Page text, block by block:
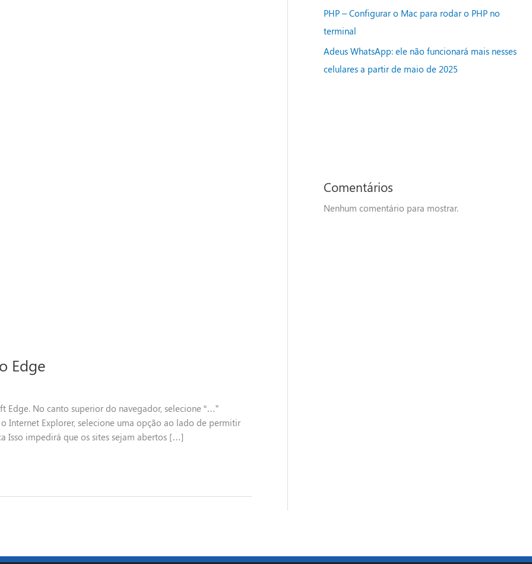
Edge
No canto superior do navegador, selecione “…”
Internet Explorer, selecione uma opção ao lado de permitir
impedirá que os sites sejam abertos […]
PHP – Configurar o Mac para rodar o PHP no
terminal
Adeus WhatsApp: ele não funcionará mais nesses
celulares a partir de maio de 2025
Comentários
Nenhum comentário para mostrar.